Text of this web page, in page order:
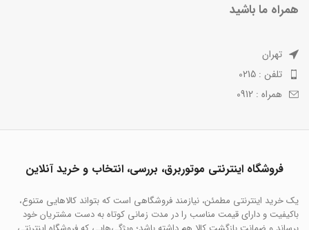
همراه ما باشید
تهران
تلفن : 0215
همراه : 0912
فروشگاه اینترنتی موتوربرق، بررسی، انتخاب و خرید آنلاین
یک خرید اینترنتی مطمئن، نیازمند فروشگاهی است که بتواند کالاهایی متنوع،
باکیفیت و دارای قیمت مناسب را در مدت زمانی کوتاه به دست مشتریان خود